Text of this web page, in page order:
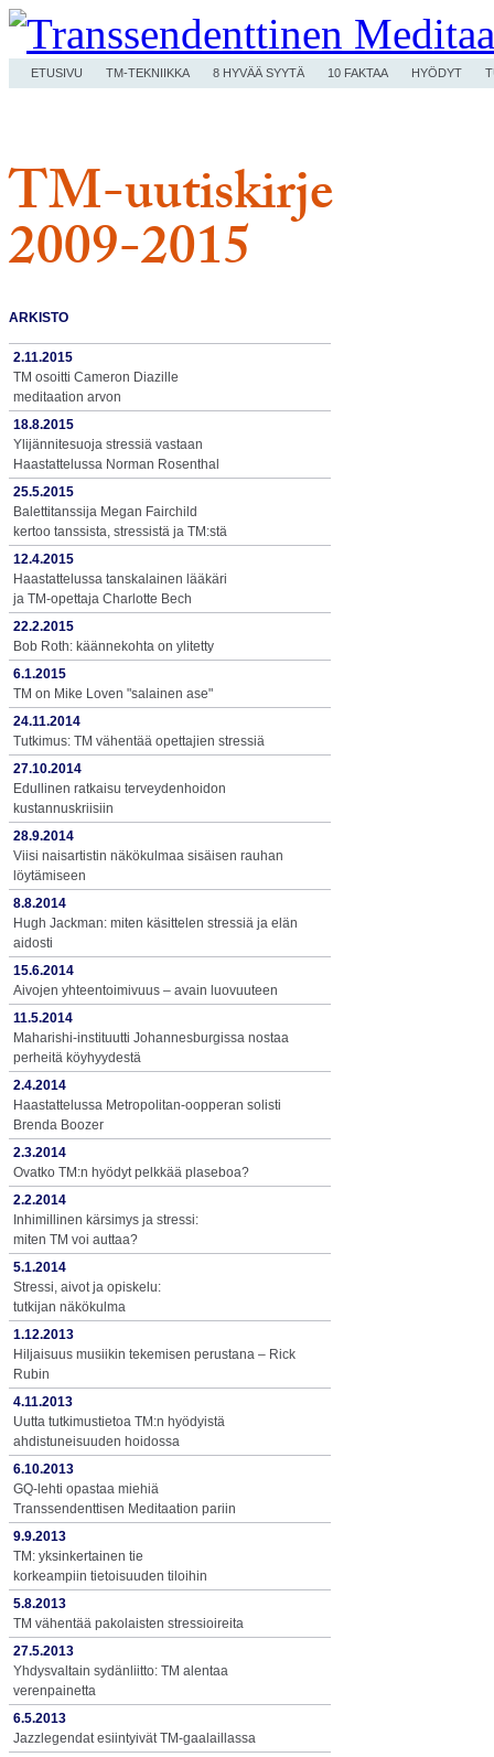
ETUSIVU TM-TEKNIIKKA 8 HYVÄÄ SYYTÄ 10 FAKTAA HYÖDYT
TM-uutiskirje
2009-2015
ARKISTO
2.11.2015
TM osoitti Cameron Diazille
meditaation arvon
18.8.2015
Ylijännitesuoja stressiä vastaan
Haastattelussa Norman Rosenthal
25.5.2015
Balettitanssija Megan Fairchild
kertoo tanssista, stressistä ja TM:stä
12.4.2015
Haastattelussa tanskalainen lääkäri
ja TM-opettaja Charlotte Bech
22.2.2015
Bob Roth: käännekohta on ylitetty
6.1.2015
TM on Mike Loven "salainen ase"
24.11.2014
Tutkimus: TM vähentää opettajien stressiä
27.10.2014
Edullinen ratkaisu terveydenhoidon
kustannuskriisiin
28.9.2014
Viisi naisartistin näkökulmaa sisäisen rauhan
löytämiseen
8.8.2014
Hugh Jackman: miten käsittelen stressiä ja elän
aidosti
15.6.2014
Aivojen yhteentoimivuus – avain luovuuteen
11.5.2014
Maharishi-instituutti Johannesburgissa nostaa
perheitä köyhyydestä
2.4.2014
Haastattelussa Metropolitan-oopperan solisti
Brenda Boozer
2.3.2014
Ovatko TM:n hyödyt pelkkää plaseboa?
2.2.2014
Inhimillinen kärsimys ja stressi:
miten TM voi auttaa?
5.1.2014
Stressi, aivot ja opiskelu:
tutkijan näkökulma
1.12.2013
Hiljaisuus musiikin tekemisen perustana – Rick
Rubin
4.11.2013
Uutta tutkimustietoa TM:n hyödyistä
ahdistuneisuuden hoidossa
6.10.2013
GQ-lehti opastaa miehiä
Transsendenttisen Meditaation pariin
9.9.2013
TM: yksinkertainen tie
korkeampiin tietoisuuden tiloihin
5.8.2013
TM vähentää pakolaisten stressioireita
27.5.2013
Yhdysvaltain sydänliitto: TM alentaa
verenpainetta
6.5.2013
Jazzlegendat esiintyivät TM-gaalaillassa